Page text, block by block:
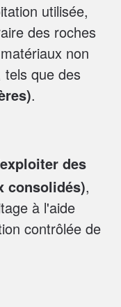
utilisée,
des roches
non
que des
.
des
consolidés),
à l'aide
contrôlée de